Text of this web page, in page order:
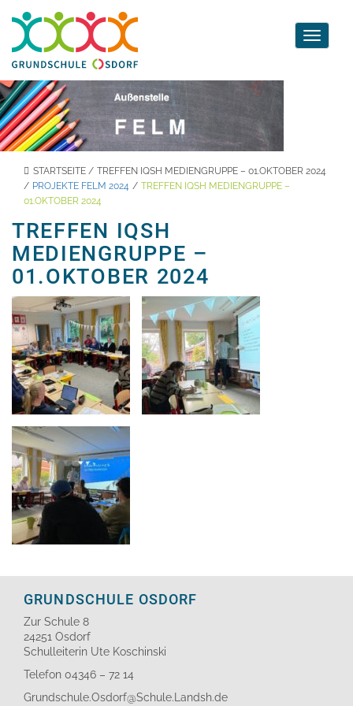
Toggle
STARTSEITE / TREFFEN IQSH MEDIENGRUPPE – 01.OKTOBER 2024
/ PROJEKTE FELM 2024 / TREFFEN IQSH MEDIENGRUPPE –
01.OKTOBER 2024
TREFFEN IQSH
MEDIENGRUPPE –
01.OKTOBER 2024
GRUNDSCHULE OSDORF
Zur Schule 8
24251 Osdorf
Schulleiterin Ute Koschinski
Telefon 04346 – 72 14
Grundschule.Osdorf@Schule.Landsh.de